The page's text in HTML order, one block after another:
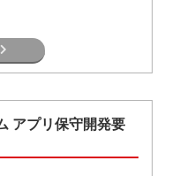
アプリ保守開発要